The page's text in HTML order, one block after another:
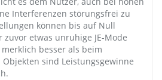
Interferenzen störungsfrei zu
können bis auf Null
etwas unruhige JE-Mode
besser als beim
sind Leistungsgewinne